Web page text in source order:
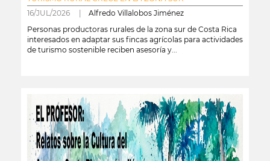
16/JUL/2026 | Alfredo Villalobos Jiménez
Personas productoras rurales de la zona sur de Costa Rica
interesados en adaptar sus fincas agrícolas para actividades
de turismo sostenible reciben asesoría y...